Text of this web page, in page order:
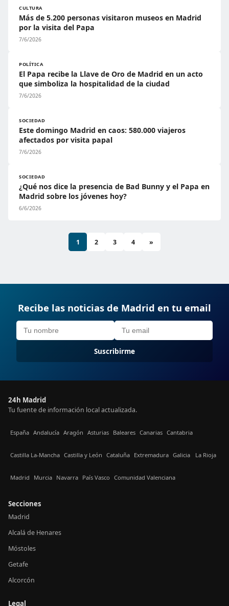
CULTURA
Más de 5.200 personas visitaron museos en Madrid
por la visita del Papa
7/6/2026
POLÍTICA
El Papa recibe la Llave de Oro de Madrid en un acto
que simboliza la hospitalidad de la ciudad
7/6/2026
SOCIEDAD
Este domingo Madrid en caos: 580.000 viajeros
afectados por visita papal
7/6/2026
SOCIEDAD
¿Qué nos dice la presencia de Bad Bunny y el Papa en
Madrid sobre los jóvenes hoy?
6/6/2026
1 2 3 4 »
Recibe las noticias de Madrid en tu email
Suscribirme
24h Madrid
Tu fuente de información local actualizada.
España Andalucía Aragón Asturias Baleares Canarias Cantabria
Castilla La-Mancha Castilla y León Cataluña Extremadura Galicia La Rioja
Madrid Murcia Navarra País Vasco Comunidad Valenciana
Secciones
Madrid
Alcalá de Henares
Móstoles
Getafe
Alcorcón
Legal